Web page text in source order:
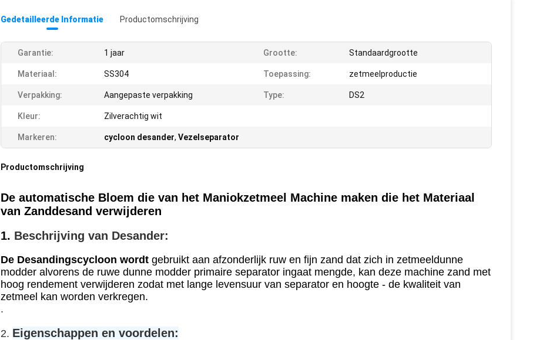
Gedetailleerde Informatie Productomschrijving
Garantie: 1 jaar Grootte: Standaardgrootte
Materiaal: SS304 Toepassing: zetmeelproductie
Verpakking: Aangepaste verpakking Type: DS2
Kleur: Zilverachtig wit
Markeren: cycloon desander, Vezelseparator
Productomschrijving
De automatische Bloem die van het Maniokzetmeel Machine maken die het Materiaal
van Zanddesand verwijderen
1. Beschrijving van Desander:
De Desandingscycloon wordt gebruikt aan afzonderlijk ruw en fijn zand dat zich in zetmeeldunne
modder alvorens de ruwe dunne modder primaire separator ingaat mengde, kan deze machine zand met
hoog rendement verwijderen zodat met lange levensuur van separator en hoogte - de kwaliteit van
zetmeel kan worden verkregen.
.
2. Eigenschappen en voordelen: